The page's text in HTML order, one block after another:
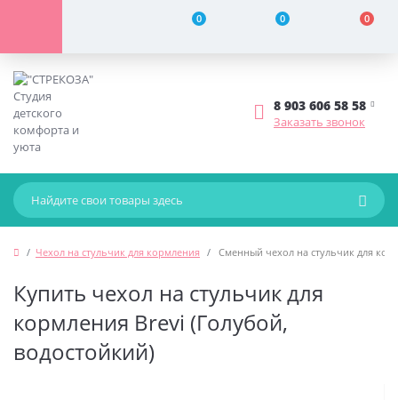
0 0 0
8 903 606 58 58
Заказать звонок
Чехол на стульчик для кормления Сменный чехол на стульчик для
Купить чехол на стульчик для
кормления Brevi (Голубой,
водостойкий)